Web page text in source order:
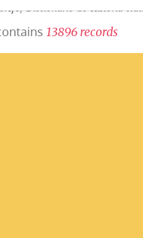
Diccionario de Historia
13896 records